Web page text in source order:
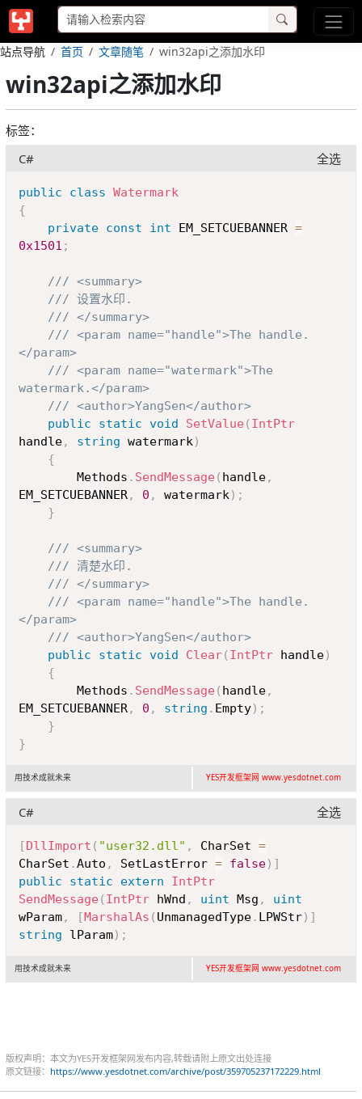
站点导航 首页 文章随笔 win32api之添加水印
win32api之添加水印
标签：
C#
全选
public class Watermark
{
private const int EM_SETCUEBANNER =
0x1501 ;
/// <summary>
/// 设置水印.
/// </summary>
/// <param name="handle">The handle.
</param>
/// <param name="watermark">The
watermark.</param>
/// <author>YangSen</author>
public
static void SetValue( IntPtr
handle, string watermark)
{
        Methods
. SendMessage( handle,
EM_SETCUEBANNER, 0 , watermark) ;
}
/// <summary>
/// 清楚水印.
/// </summary>
/// <param name="handle">The handle.
</param>
/// <author>YangSen</author>
public
static void Clear( IntPtr handle)
{
        Methods
. SendMessage( handle,
EM_SETCUEBANNER, 0 , string . Empty) ;
}
}
用技术成就未来 YES开发框架网 www.yesdotnet.com
C# 全选
[DllImport ( "user32.dll" , CharSet =
CharSet .Auto , SetLastError = false) ]
public
static extern
IntPtr
SendMessage( IntPtr hWnd , uint Msg ,
uint
wParam, [MarshalAs ( UnmanagedType. LPWStr) ]
string lParam) ;
用技术成就未来 YES开发框架网 www.yesdotnet.com
版权声明：本文为YES开发框架网发布内容,转载请附上原文出处连接
原文链接： https://www.yesdotnet.com/archive/post/359705237172229.html